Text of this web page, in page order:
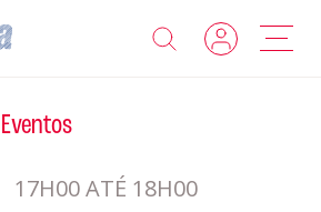
17H00 ATÉ 18H00
Roteiro